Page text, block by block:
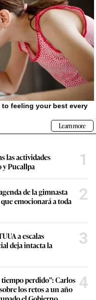
las actividades
y Pucallpa
1
de la gimnasta
emocionará a toda
2
a escalas
deja intacta la
3
perdido”: Carlos
los retos a un año
4